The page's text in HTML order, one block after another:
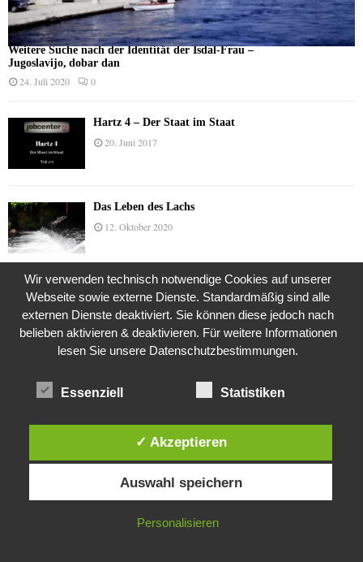
Weitere Suche nach der Identität der Isdal-Frau –
Jugoslavijo, dobar dan
24. Juli 2020 0
Hartz 4 – Der Staat im Staat
20. Juni 2017
Das Leben des Lachs
12. Oktober 2020
Die Geschichte der Kubushäuser
9. Juli 2018
24. November 2015
Die Brexit-Lüge (1/8 Teil)
3. November 2019
Diese Website verwendet Cookies. Durch die weitere Nutzung dieser
Website stimmst du der Verwendung von Cookies zu.
IN ORDNUNG
Wir verwenden technisch notwendige Cookies auf unserer
Webseite sowie externe Dienste. Standardmäßig sind alle
externen Dienste deaktiviert. Sie können diese jedoch nach
belieben aktivieren & deaktivieren. Für weitere Informationen
lesen Sie unsere Datenschutzbestimmungen.
Essenziell Statistiken
✓ Akzeptieren
Auswahl speichern
Personalisieren